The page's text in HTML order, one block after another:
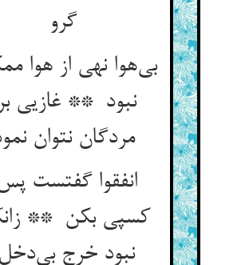
گرو
بی‌هوا نهی از هوا
نبود ** غازیی بر
مردگان نتوان نمود
انفقوا گفتست
کسپی بکن **
نبود خرج بی‌دخل